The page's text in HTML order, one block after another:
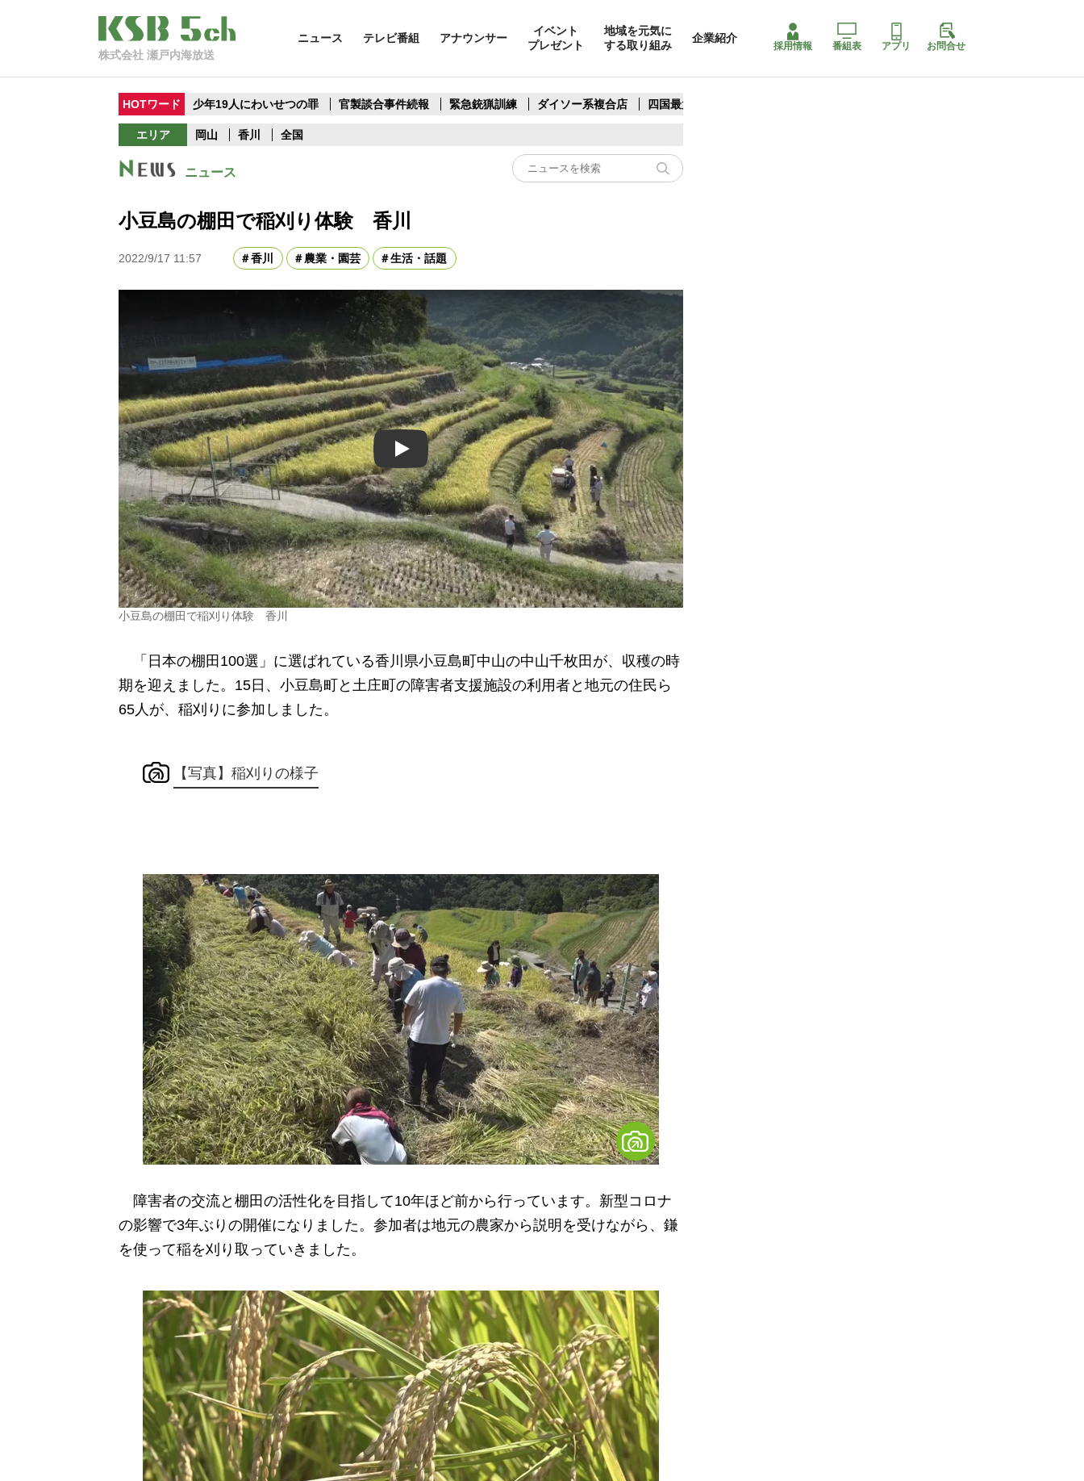
株式会社 瀬戸内海放送
ニュース テレビ番組 アナウンサー
イベント
プレゼント
地域を元気に
する取り組み
企業紹介
採用情報 番組表 アプリ お問合せ
HOTワード 少年19人にわいせつの罪 官製談合事件続報 緊急銃猟訓練 ダイソー系複合店 四国最大スリコ
エリア 岡山 香川 全国
ニュース
小豆島の棚田で稲刈り体験 香川
2022/9/17 11:57 香川 農業・園芸 生活・話題
Play
小豆島の棚田で稲刈り体験 香川
「日本の棚田 100選」に選ばれている香川県小豆島町中山の中山千枚田が、収穫の時
期を迎えました。 15日、小豆島町と土庄町の障害者支援施設の利用者と地元の住民ら
65 人が、稲刈りに参加しました。
【写真】稲刈りの様子
障害者の交流と棚田の活性化を目指して10年ほど前から行っています。新型コロナ
の影響で3年ぶりの開催になりました。参加者は地元の農家から説明を受けながら、鎌
を使って稲を刈り取っていきました。